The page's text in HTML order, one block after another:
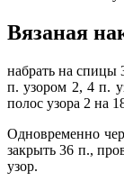
Вязаная
набрать на спицы
п. узором 2, 4 п.
полос узора 2 на
Одновременно
закрыть 36 п.,
узор.